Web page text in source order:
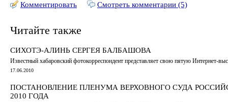
Комментировать Смотреть комментарии (5)
Читайте также
СИХОТЭ-АЛИНЬ СЕРГЕЯ БАЛБАШОВА
Известный хабаровский фотокорреспондент представляет свою пятую Интернет-
17.06.2010
ПОСТАНОВЛЕНИЕ ПЛЕНУМА ВЕРХОВНОГО СУДА
2010 ГОДА